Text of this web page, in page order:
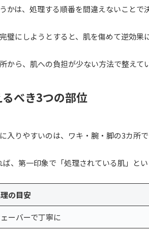
かは、処理する順番を間違えないことで
璧にしようとすると、肌を傷めて逆効果
から、肌への負担が少ない方法で整えて
べき3つの部位
入りやすいのは、ワキ・腕・脚の3カ所で
、第一印象で「処理されている肌」とい
の目安
ーバーで丁寧に